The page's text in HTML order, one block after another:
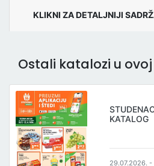
KLIKNI ZA DETALJNIJI
Ostali katalozi u
KATALOG
29.07.2026. -